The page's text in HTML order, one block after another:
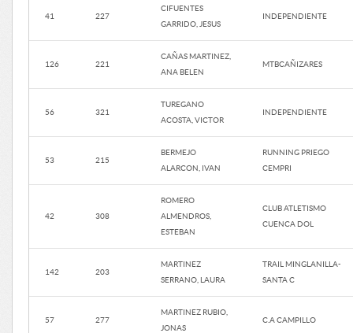
41 227
CIFUENTES
GARRIDO, JESUS
INDEPENDIENTE
126 221
CAÑAS MARTINEZ,
ANA BELEN
MTBCAÑIZARES
56 321
TUREGANO
ACOSTA, VICTOR
INDEPENDIENTE
53 215
BERMEJO
ALARCON, IVAN
RUNNING PRIEGO
CEMPRI
42 308
ROMERO
ALMENDROS,
ESTEBAN
CLUB ATLETISMO
CUENCA DOL
142 203
MARTINEZ
SERRANO, LAURA
TRAIL MINGLANILLA-
SANTA C
57 277
MARTINEZ RUBIO,
JONAS
C.A CAMPILLO